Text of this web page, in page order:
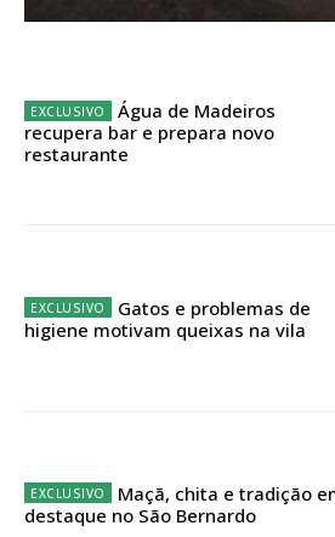
Escolha o plano de
32€
Edição em papel entregue à
casa
Acesso ao conteúdo online
Água de Madeiros
recupera bar e prepara novo
restaurante
Gatos e problemas de
higiene motivam queixas na vila
Maçã, chita e tradição
destaque no São Bernardo